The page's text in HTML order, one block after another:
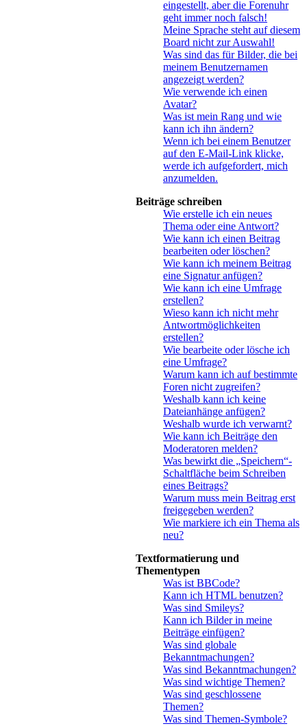
eingestellt, aber die Forenuhr
geht immer noch falsch!
Meine Sprache steht auf diesem
Board nicht zur Auswahl!
Was sind das für Bilder, die bei
meinem Benutzernamen
angezeigt werden?
Wie verwende ich einen
Avatar?
Was ist mein Rang und wie
kann ich ihn ändern?
Wenn ich bei einem Benutzer
auf den E-Mail-Link klicke,
werde ich aufgefordert, mich
anzumelden.
Beiträge schreiben
Wie erstelle ich ein neues
Thema oder eine Antwort?
Wie kann ich einen Beitrag
bearbeiten oder löschen?
Wie kann ich meinem Beitrag
eine Signatur anfügen?
Wie kann ich eine Umfrage
erstellen?
Wieso kann ich nicht mehr
Antwortmöglichkeiten
erstellen?
Wie bearbeite oder lösche ich
eine Umfrage?
Warum kann ich auf bestimmte
Foren nicht zugreifen?
Weshalb kann ich keine
Dateianhänge anfügen?
Weshalb wurde ich verwarnt?
Wie kann ich Beiträge den
Moderatoren melden?
Was bewirkt die „Speichern“-
Schaltfläche beim Schreiben
eines Beitrags?
Warum muss mein Beitrag erst
freigegeben werden?
Wie markiere ich ein Thema als
neu?
Textformatierung und
Thementypen
Was ist BBCode?
Kann ich HTML benutzen?
Was sind Smileys?
Kann ich Bilder in meine
Beiträge einfügen?
Was sind globale
Bekanntmachungen?
Was sind Bekanntmachungen?
Was sind wichtige Themen?
Was sind geschlossene
Themen?
Was sind Themen-Symbole?